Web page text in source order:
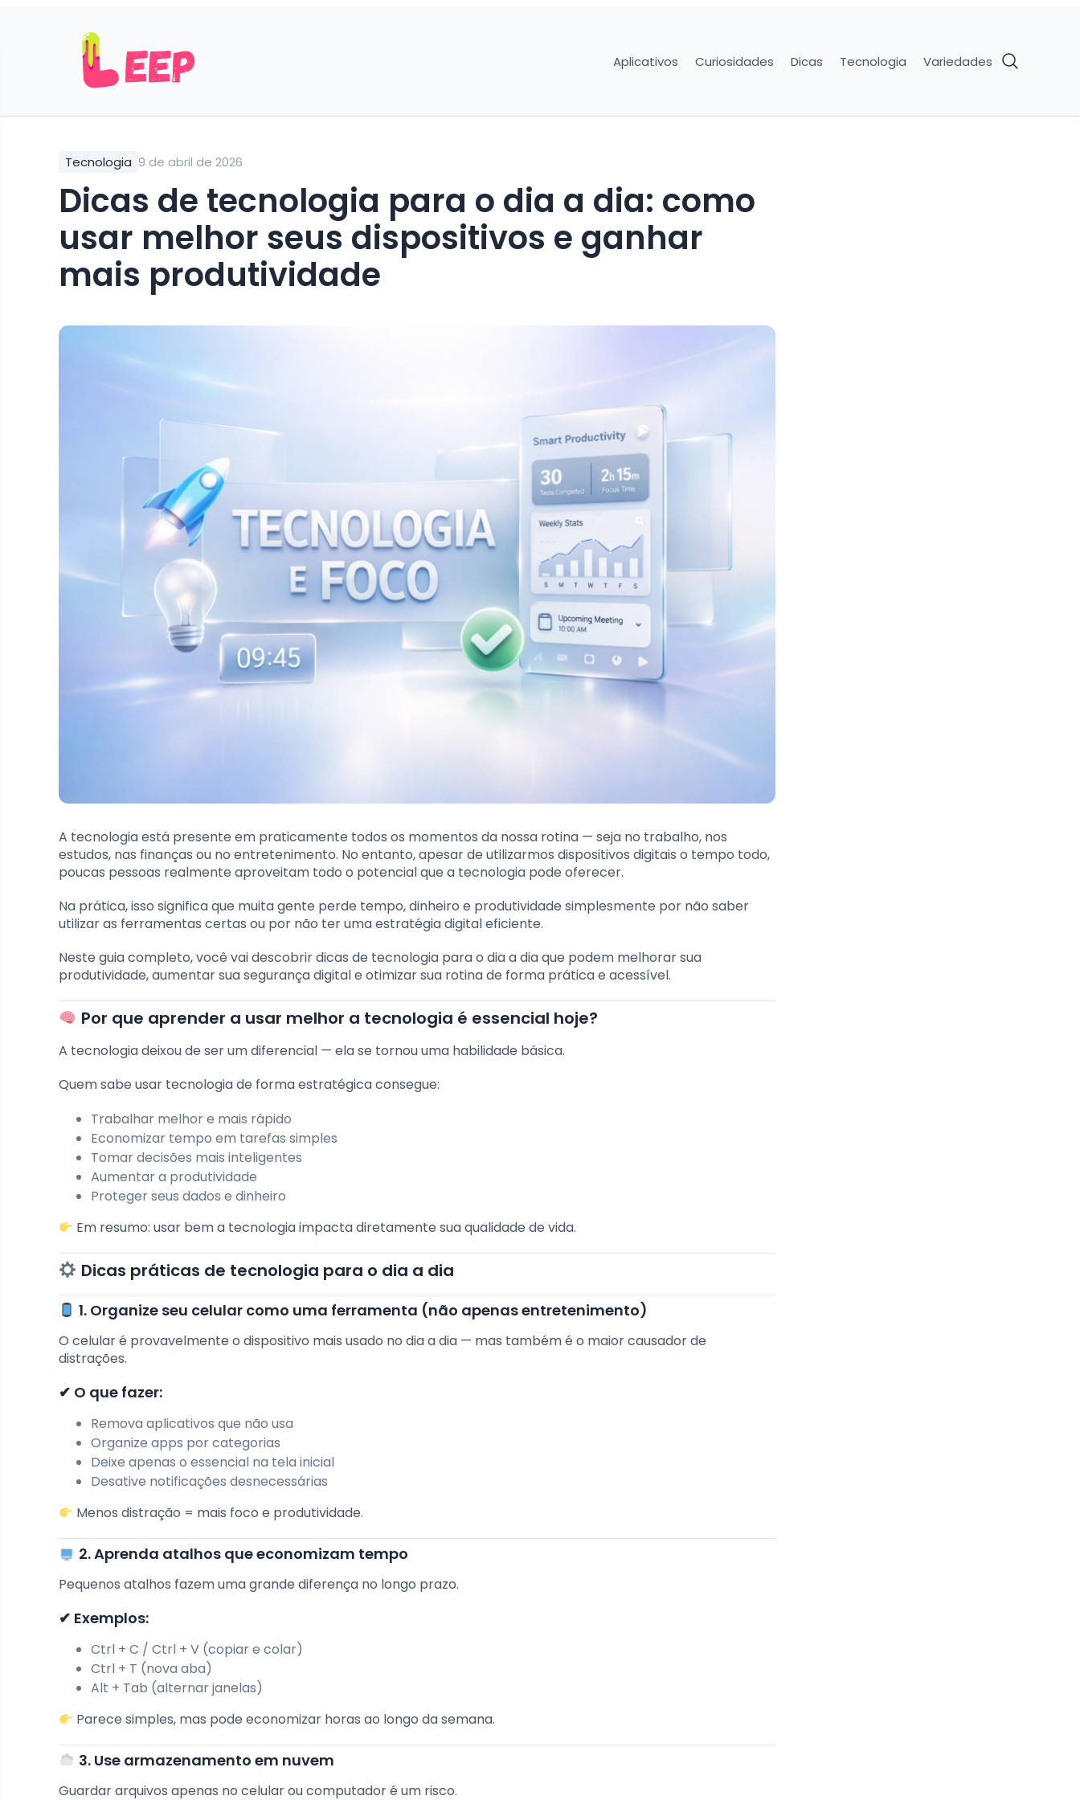
Aplicativos Curiosidades Dicas Tecnologia Variedades
Tecnologia 9 de abril de 2026
Dicas de tecnologia para o dia a dia: como
usar melhor seus dispositivos e ganhar
mais produtividade
A tecnologia está presente em praticamente todos os momentos da nossa rotina — seja no trabalho, nos
estudos, nas finanças ou no entretenimento. No entanto, apesar de utilizarmos dispositivos digitais o tempo todo,
poucas pessoas realmente aproveitam todo o potencial que a tecnologia pode oferecer.
Na prática, isso significa que muita gente perde tempo, dinheiro e produtividade simplesmente por não saber
utilizar as ferramentas certas ou por não ter uma estratégia digital eficiente.
Neste guia completo, você vai descobrir dicas de tecnologia para o dia a dia que podem melhorar sua
produtividade, aumentar sua segurança digital e otimizar sua rotina de forma prática e acessível.
Por que aprender a usar melhor a tecnologia é essencial hoje?
A tecnologia deixou de ser um diferencial — ela se tornou uma habilidade básica.
Quem sabe usar tecnologia de forma estratégica consegue:
Trabalhar melhor e mais rápido
Economizar tempo em tarefas simples
Tomar decisões mais inteligentes
Aumentar a produtividade
Proteger seus dados e dinheiro
Em resumo: usar bem a tecnologia impacta diretamente sua qualidade de vida.
Dicas práticas de tecnologia para o dia a dia
1. Organize seu celular como uma ferramenta (não apenas entretenimento)
O celular é provavelmente o dispositivo mais usado no dia a dia — mas também é o maior causador de
distrações.
✔ O que fazer:
Remova aplicativos que não usa
Organize apps por categorias
Deixe apenas o essencial na tela inicial
Desative notificações desnecessárias
Menos distração = mais foco e produtividade.
2. Aprenda atalhos que economizam tempo
Pequenos atalhos fazem uma grande diferença no longo prazo.
✔ Exemplos:
Ctrl + C / Ctrl + V (copiar e colar)
Ctrl + T (nova aba)
Alt + Tab (alternar janelas)
Parece simples, mas pode economizar horas ao longo da semana.
3. Use armazenamento em nuvem
Guardar arquivos apenas no celular ou computador é um risco.